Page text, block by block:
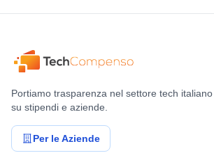
Portiamo trasparenza nel settore tech
su stipendi e aziende.
Per le Aziende